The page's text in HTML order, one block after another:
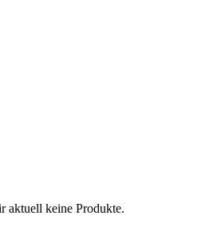
aktuell keine Produkte.